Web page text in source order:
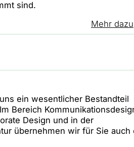
sind.
Mehr dazu
ein wesentlicher Bestandteil
Bereich
Design und in der
übernehmen wir für Sie auch